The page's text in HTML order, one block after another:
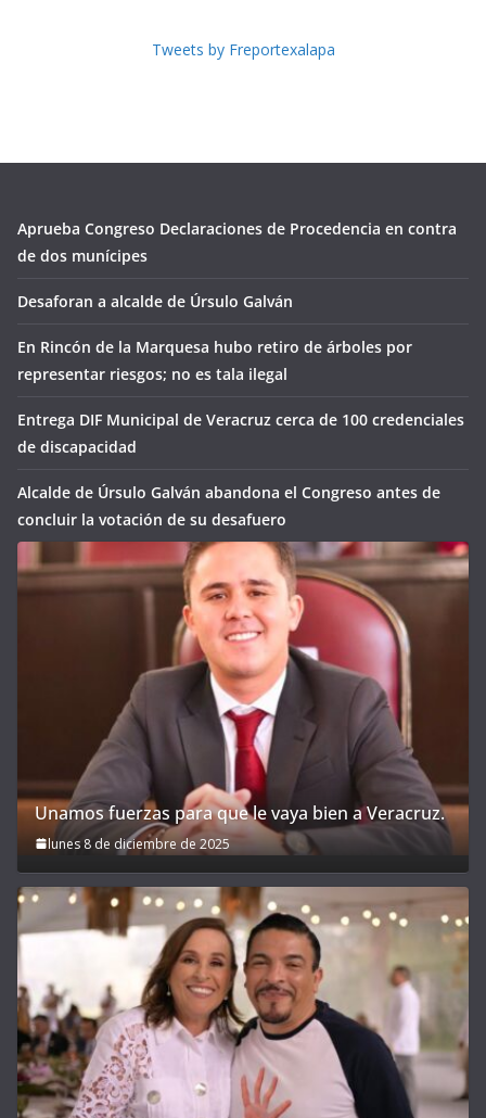
Tweets by Freportexalapa
Aprueba Congreso Declaraciones de Procedencia en contra
de dos munícipes
Desaforan a alcalde de Úrsulo Galván
En Rincón de la Marquesa hubo retiro de árboles por
representar riesgos; no es tala ilegal
Entrega DIF Municipal de Veracruz cerca de 100 credenciales
de discapacidad
Alcalde de Úrsulo Galván abandona el Congreso antes de
concluir la votación de su desafuero
Unamos fuerzas para que le vaya bien a Veracruz.
lunes 8 de diciembre de 2025